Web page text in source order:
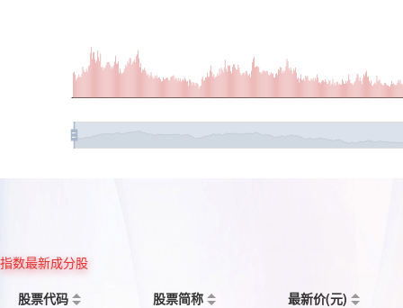
指数最新成分股
股票代码
股票简称 最新价(元)